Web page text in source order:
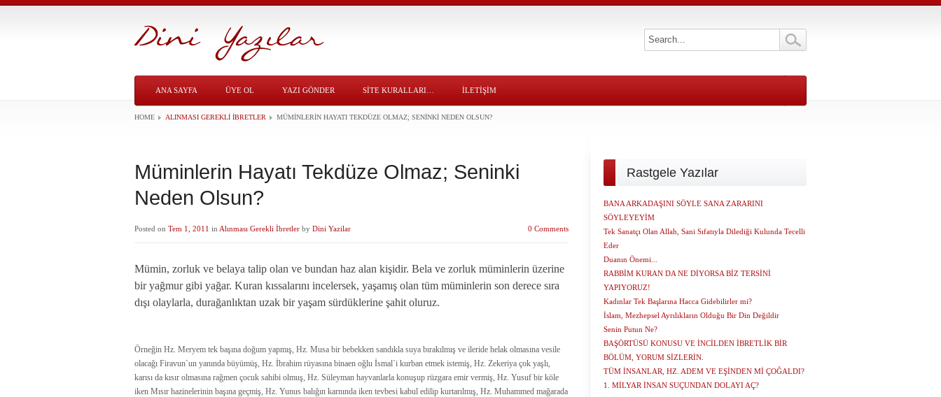
ANA SAYFA ÜYE OL YAZI GÖNDER SITE KURALLARI… İLETİŞİM
HOME ALINMASI GEREKLI İBRETLER MÜMINLERIN HAYATI TEKDÜZE OLMAZ; SENINKI NEDEN OLSUN?
Müminlerin Hayatı Tekdüze Olmaz; Seninki
Neden Olsun?
Posted on Tem 1, 2011 in Alınması Gerekli İbretler by Dini Yazilar 0 Comments
Mümin, zorluk ve belaya talip olan ve bundan haz alan kişidir. Bela ve zorluk müminlerin üzerine
bir yağmur gibi yağar. Kuran kıssalarını incelersek, yaşamış olan tüm müminlerin son derece sıra
dışı olaylarla, durağanlıktan uzak bir yaşam sürdüklerine şahit oluruz.
Örneğin Hz. Meryem tek başına doğum yapmış, Hz. Musa bir bebekken sandıkla suya bırakılmış ve ileride helak olmasına vesile
olacağı Firavun`un yanında büyümüş, Hz. İbrahim rüyasına binaen oğlu İsmal`i kurban etmek istemiş, Hz. Zekeriya çok yaşlı,
karısı da kısır olmasına rağmen çocuk sahibi olmuş, Hz. Süleyman hayvanlarla konuşup rüzgara emir vermiş, Hz. Yusuf bir köle
iken Mısır hazinelerinin başına geçmiş, Hz. Yunus balığın karnında iken tevbesi kabul edilip kurtarılmış, Hz. Muhammed mağarada
Rastgele Yazılar
BANA ARKADAŞINI SÖYLE SANA ZARARINI
SÖYLEYEYİM
Tek Sanatçı Olan Allah, Sani Sıfatıyla Dilediği Kulunda Tecelli
Eder
Duanın Önemi...
RABBİM KURAN DA NE DİYORSA BİZ TERSİNİ
YAPIYORUZ!
Kadınlar Tek Başlarına Hacca Gidebilirler mi?
İslam, Mezhepsel Ayrılıkların Olduğu Bir Din Değildir
Senin Putun Ne?
BAŞÖRTÜSÜ KONUSU VE İNCİLDEN İBRETLİK BİR
BÖLÜM, YORUM SİZLERİN.
TÜM İNSANLAR, HZ. ADEM VE EŞİNDEN Mİ ÇOĞALDI?
1. MİLYAR İNSAN SUÇUNDAN DOLAYI AÇ?